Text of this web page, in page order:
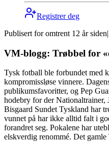
Registrer deg
Publisert for omtrent 12 år siden|
VM-blogg: Trøbbel for
Tysk fotball ble forbundet med
kompromissløse vinnere.
publikumsfavoritter, og Pep
hodebry for der
Bisgaard Sundet Tyskland har
vunnet på har ikke alltid falt i
forandret seg. Pokalene har
elskverdig renommé. Det